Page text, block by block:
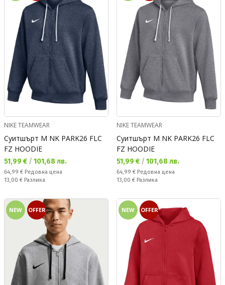
NIKE TEAMWEAR
Суитшърт M NK PARK26 FLC
FZ HOODIE
Текуща цена:
51,99 € / 101,68 лв.
Редовна цена:
64,99 € Редовна цена
Спестявате:
13,00 € Разлика
NIKE TEAMWEAR
Суитшърт M NK PARK26 FLC
FZ HOODIE
Текуща цена:
51,99 € / 101,68 лв.
Редовна цена:
64,99 € Редовна цена
Спестявате:
13,00 € Разлика
NEW OFFER NEW OFFER